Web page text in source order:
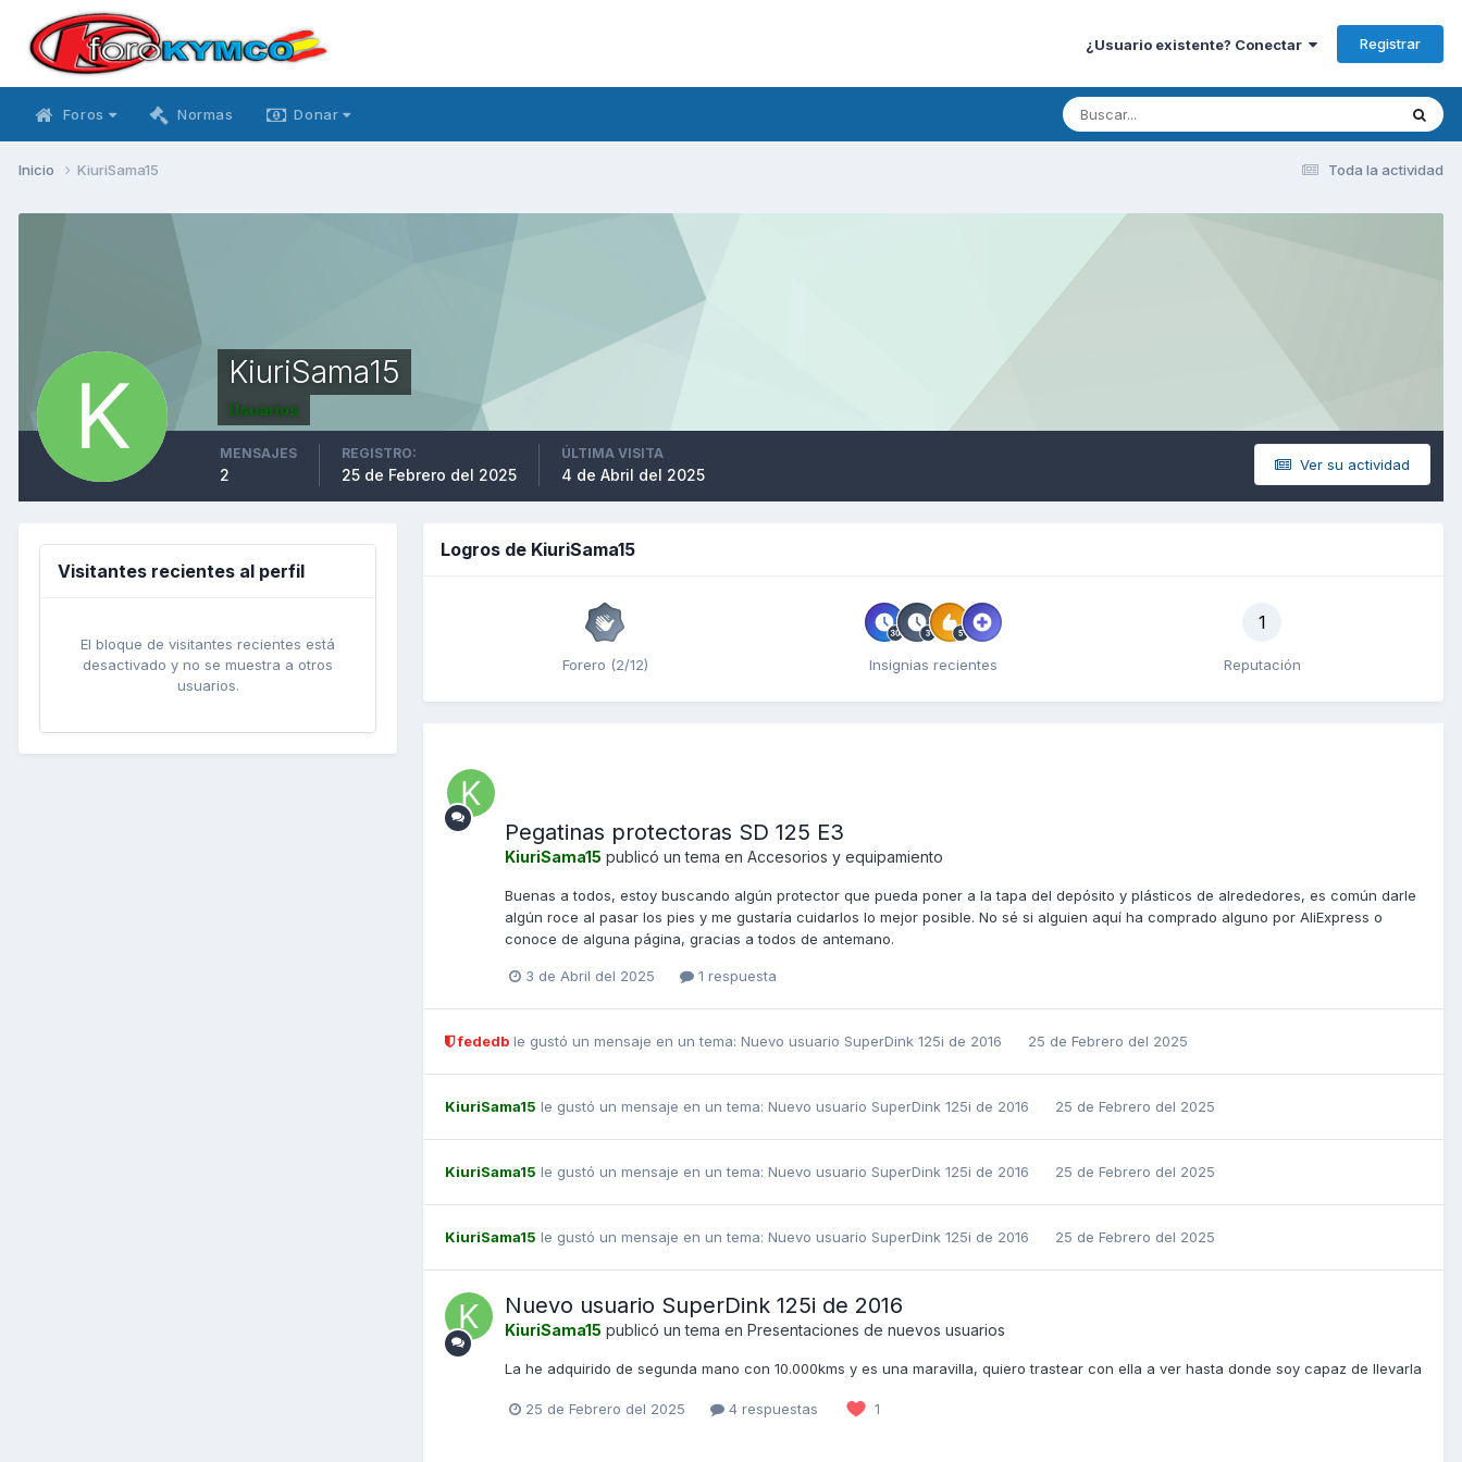
¿Usuario existente? Conectar Registrar
Foros Normas Donar
Toda la actividad
Inicio KiuriSama15
KiuriSama15
Usuarios
Ver su actividad
MENSAJES
2
REGISTRO:
25 de Febrero del 2025
ÚLTIMA VISITA
4 de Abril del 2025
Visitantes recientes al perfil
El bloque de visitantes recientes está
desactivado y no se muestra a otros
usuarios.
Logros de KiuriSama15
Forero (2/12) Insignias recientes
1
Reputación
Pegatinas protectoras SD 125 E3
KiuriSama15 publicó un tema en Accesorios y equipamiento
Buenas a todos, estoy buscando algún protector que pueda poner a la tapa del depósito y plásticos de alrededores, es común darle
algún roce al pasar los pies y me gustaría cuidarlos lo mejor posible. No sé si alguien aquí ha comprado alguno por AliExpress o
conoce de alguna página, gracias a todos de antemano.
3 de Abril del 2025 1 respuesta
fededb le gustó un mensaje en un tema: Nuevo usuario SuperDink 125i de 2016 25 de Febrero del 2025
KiuriSama15 le gustó un mensaje en un tema: Nuevo usuario SuperDink 125i de 2016 25 de Febrero del 2025
KiuriSama15 le gustó un mensaje en un tema: Nuevo usuario SuperDink 125i de 2016 25 de Febrero del 2025
KiuriSama15 le gustó un mensaje en un tema: Nuevo usuario SuperDink 125i de 2016 25 de Febrero del 2025
Nuevo usuario SuperDink 125i de 2016
KiuriSama15 publicó un tema en Presentaciones de nuevos usuarios
La he adquirido de segunda mano con 10.000kms y es una maravilla, quiero trastear con ella a ver hasta donde soy capaz de llevarla
25 de Febrero del 2025 4 respuestas 1